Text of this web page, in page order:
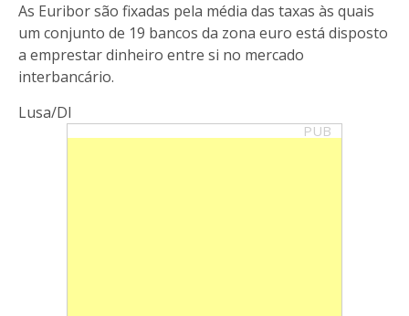
As Euribor são fixadas pela média das taxas às quais
um conjunto de 19 bancos da zona euro está disposto
a emprestar dinheiro entre si no mercado
interbancário.
Lusa/DI
PUB